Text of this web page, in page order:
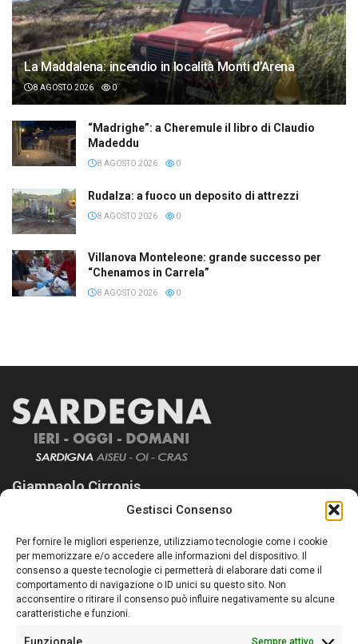
Gestisci Consenso
Per fornire le migliori esperienze, utilizziamo tecnologie come i cookie
per memorizzare e/o accedere alle informazioni del dispositivo. Il
consenso a queste tecnologie ci permetterà di elaborare dati come il
comportamento di navigazione o ID unici su questo sito. Non
acconsentire o ritirare il consenso può influire negativamente su alcune
caratteristiche e funzioni.
Sempre attivo
La Maddalena: incendio in località Monti d’Arena
8 AGOSTO 2026 0
“Madrighe”: a Cheremule il libro di Claudio
Madeddu
8 AGOSTO 2026 0
Rudalza: a fuoco un deposito di attrezzi
8 AGOSTO 2026 0
Villanova Monteleone: grande successo per
“Chenamos in Carrela”
8 AGOSTO 2026 0
Giampaolo Cirronis
Sardegna Ieri-Oggi-Domani nasce per informare “liberamente” i
lettori su quanto accade in Sardegna, con un occhio rivolto al
nostro passato e, soprattutto, al nostro futuro
Follow Us